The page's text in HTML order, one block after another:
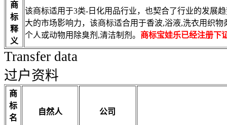
商
标
释
义
该商标适用于3类-日化用品行业，也契合了行业的发展
大的市场影响力，该商标适合用于香波,浴液,洗衣用织
个人或动物用除臭剂,清洁制剂。 商标宝娃乐已经注册下
Transfer data
过户资料
商
标
名
自然人 公司